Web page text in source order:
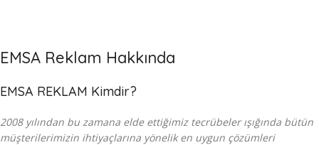
EMSA Reklam Hakkında
EMSA REKLAM Kimdir?
2008 yılından bu zamana elde ettiğimiz tecrübeler ışığında bütün
müşterilerimizin ihtiyaçlarına yönelik en uygun çözümleri